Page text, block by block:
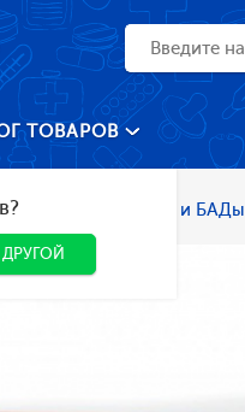
ДРУГОЙ
ТОВАРОВ
Лекарства и БАДы